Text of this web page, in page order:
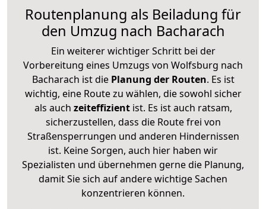
Routenplanung als Beiladung für
den Umzug nach Bacharach
Ein weiterer wichtiger Schritt bei der
Vorbereitung eines Umzugs von Wolfsburg nach
Bacharach ist diePlanung der Routen. Es ist
wichtig, eine Route zu wählen, die sowohl sicher
als auch zeiteffizientist. Es ist auch ratsam,
sicherzustellen, dass die Route frei von
Straßensperrungen und anderen Hindernissen
ist. Keine Sorgen, auch hier haben wir
Spezialisten und übernehmen gerne die Planung,
damit Sie sich auf andere wichtige Sachen
konzentrieren können.